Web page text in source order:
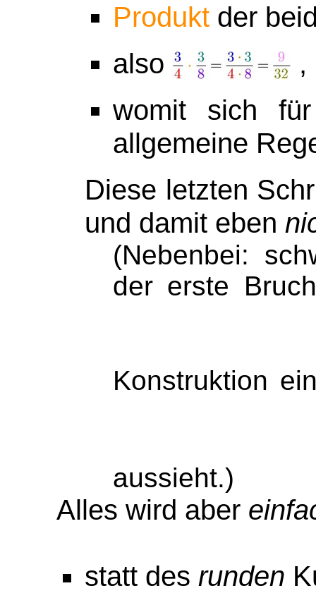
Produkt der
also
,
womit sich
allgemeine
Diese letzten
und damit eben
(Nebenbei:
der erste
Konstruktion
aussieht.)
Alles wird aber
statt des runden